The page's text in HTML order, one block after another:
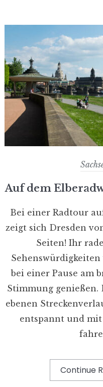
Auf dem
Bei einer Radtour
zeigt sich Dresden
Seiten! Ihr
bei einer Pause am
Stimmung genießen.
ebenen
entspannt und
Continue